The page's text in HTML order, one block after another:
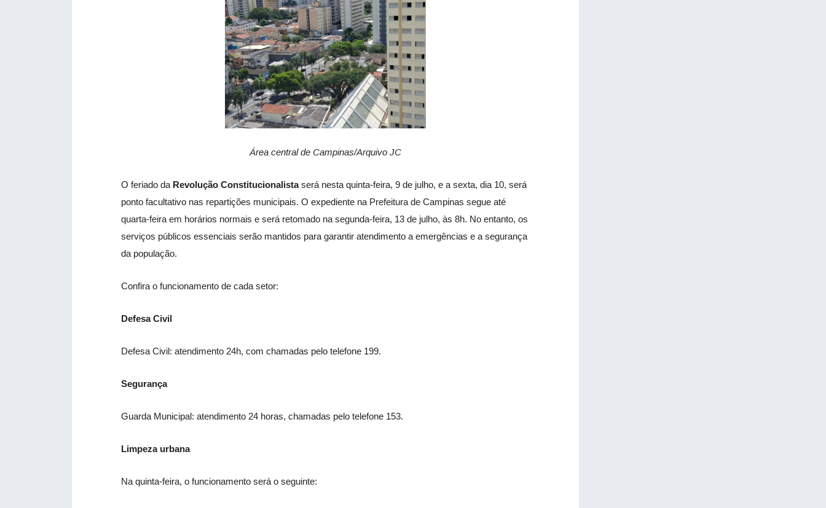
Área central de Campinas/Arquivo JC
O feriado da Revolução Constitucionalistaserá nesta quinta-feira, 9 de julho, e a sexta, dia 10, será
ponto facultativo nas repartições municipais. O expediente na Prefeitura de Campinas segue até
quarta-feira em horários normais e será retomado na segunda-feira, 13 de julho, às 8h. No entanto, os
serviços públicos essenciais serão mantidos para garantir atendimento a emergências e a segurança
da população.
Confira o funcionamento de cada setor:
Defesa Civil
Defesa Civil: atendimento 24h, com chamadas pelo telefone 199.
Segurança
Guarda Municipal: atendimento 24 horas, chamadas pelo telefone 153.
Limpeza urbana
Na quinta-feira, o funcionamento será o seguinte: